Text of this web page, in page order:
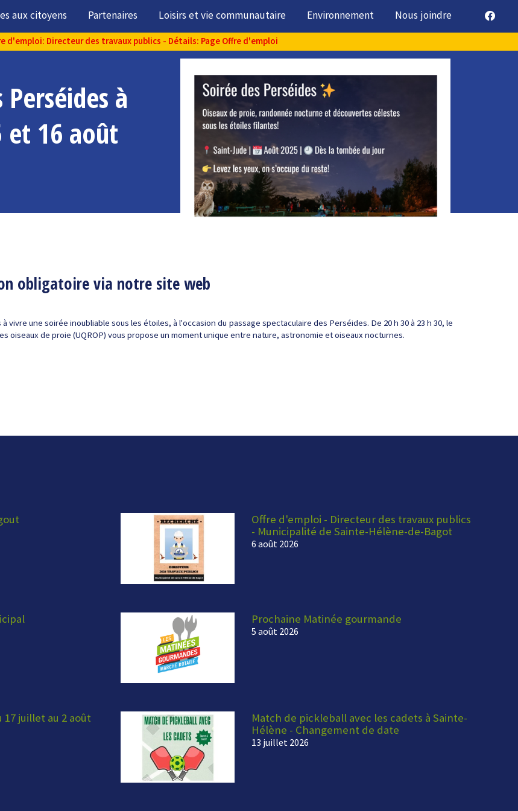
aux citoyens Partenaires Loisirs et vie communautaire Environnement Nous joindre
d'emploi: Directeur des travaux publics - Détails: Page Offre d'emploi
à
et 16 août
obligatoire via notre site web
vivre une soirée inoubliable sous les étoiles, à l'occasion du passage spectaculaire des Perséides. De 20 h 30 à 23 h 30, le
de proie (UQROP) vous propose un moment unique entre nature, astronomie et oiseaux nocturnes.
Offre d'emploi - Directeur des travaux publics
- Municipalité de Sainte-Hélène-de-Bagot
6 août 2026
Prochaine Matinée gourmande
5 août 2026
juillet au 2 août
Match de pickleball avec les cadets à Sainte-
Hélène - Changement de date
13 juillet 2026